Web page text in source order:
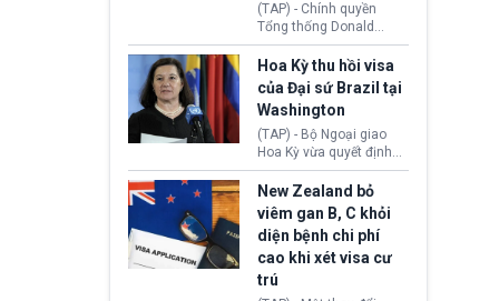
(TAP) - Chính quyền
Tổng thống Donald
Trump đã hoàn trả
khoảng 100 tỷ USD thuế
quan từng thu theo Đạo
luật Quyền hạn Kinh tế
Khẩn cấp Quốc tế
(IEEPA). Động thái này
diễn ra sau phán quyết
hồi tháng 2 bởi Tòa án
Tối cao Hoa Kỳ
(SCOTUS) khi tuyên bố,
việc áp thuế diện rộng là
hoàn toàn bất hợp pháp.
Hoa Kỳ thu hồi visa
của Đại sứ Brazil tại
Washington
(TAP) - Bộ Ngoại giao
Hoa Kỳ vừa quyết định
thu hồi thị thực (visa)
của bà Maria Luiza
Ribeiro Viotti - Đại sứ
Brazil tại Washington.
Động thái trên diễn ra
trong bối cảnh tranh
chấp ngoại giao giữa
chính quyền Tổng thống
New Zealand bỏ
viêm gan B, C khỏi
diện bệnh chi phí
cao khi xét visa cư
trú